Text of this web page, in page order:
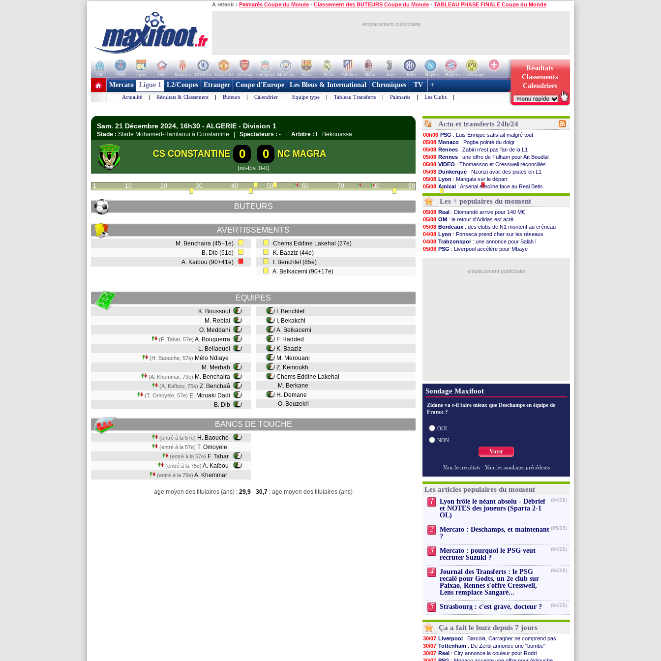
A retenir : Palmarès Coupe du Monde - Classement des BUTEURS Coupe du Monde - TABLEAU PHASE FINALE Coupe du Monde
emplacement publicitaire
OM PSG Lyon Lille Monaco Chelsea Man Utd Arsenal Liverpool ManCity Barca Real Atletico Milan Juve Inter Naples Bayern
Dortmund
+ de clubs
Résultats
Classements
Calendriers
Mercato Ligue 1 L2/Coupes Etranger Coupe d'Europe Les Bleus & International Chroniques TV +
Actualité | Résultats & Classement | Buteurs | Calendrier | Equipe type | Tableau Transferts | Palmarès | Les Clubs |
Sam. 21 Décembre 2024, 16h30 - ALGERIE - Division 1
Stade : Stade Mohamed-Hamlaoui à Constantine | Spectateurs : - | Arbitre : L. Bekouassa
CS CONSTANTINE 0 0 NC MAGRA
(mi-tps: 0-0)
1 10 20 30 40 50 60 70 80 90
BUTEURS
AVERTISSEMENTS
M. Benchaira (45+1e)
B. Dib (51e)
A. Kaïbou (90+41e)
Chems Eddine Lakehal (27e)
K. Baaziz (44e)
I. Benchlef (85e)
A. Belkacemi (90+17e)
EQUIPES
K. Boussouf
M. Rebiai
O. Meddahi
(F. Tahar, 57e) A. Bouguerra
L. Bellaouel
(H. Baouche, 57e) Mélo Ndiaye
M. Merbah
(A. Khemmar, 79e) M. Benchaira
(A. Kaïbou, 75e) Z. Benchaâ
(T. Omoyele, 57e) E. Mouaki Dadi
B. Dib
I. Benchlef
I. Bekakchi
A. Belkacemi
F. Hadded
K. Baaziz
M. Merouani
Z. Kemoukh
Chems Eddine Lakehal
M. Berkane
H. Demane
O. Bouzekri
BANCS DE TOUCHE
(entré à la 57e) H. Baouche
(entré à la 57e) T. Omoyele
(entré à la 57e) F. Tahar
(entré à la 75e) A. Kaïbou
(entré à la 79e) A. Khemmar
age moyen des titulaires (ans) : 29,9 30,7 : age moyen des titulaires (ans)
Actu et transferts 24h/24
00h06 PSG : Luis Enrique satisfait malgré tout
05/08 Monaco : Pogba pointé du doigt
05/08 Rennes : Zabiri n'est pas fan de la L1
05/08 Rennes : une offre de Fulham pour Aït Boudlal
05/08 VIDEO : Thomasson et Cresswell réconciliés
05/08 Dunkerque : Nzonzi avait des pistes en L1
05/08 Lyon : Mangala sur le départ
05/08 Amical : Arsenal s'incline face au Real Betis
05/08 Amical: lourde défaite pour le PSG
05/08
Man City: Maresca flou pour Reijnders
05/08 LdC: Fenerbahçe prend une belle option
05/08 Al-Diriyah: Mbemba arrive libre (officiel)
05/08 Atletico: le plan d'Alvarez à son retour
05/08 Amical: premier succès pour Brest
05/08 VIDEO: le joli but de Greenwood avec le Fener !
05/08 CdM 2030: une promesse d'Infantino au Maroc ...
05/08 PSG : la compo pour le premier match amical
: l'OM domine Al-Shahaniya
Les + populaires du moment
05/08 Real : Diomandé arrive pour 140 M€ !
05/08 OM : le retour d'Adidas est acté
05/08 Bordeaux : des clubs de N1 montent au créneau
04/08 Lyon : Fonseca prend cher sur les réseaux
04/08 Trabzonspor : une annonce pour Salah !
05/08 PSG : Liverpool accélère pour Mbaye
emplacement publicitaire
Sondage Maxifoot
Zidane va t-il faire mieux que Deschamps en équipe de
France ?
OUI
NON
Voter
Voir les resultats - Voir les sondages précédents
Les articles populaires du moment
1
Lyon frôle le néant absolu - Débrief
et NOTES des joueurs (Sparta 2-1
OL)
(04/08)
2
Mercato : Deschamps, et maintenant
?
(05/08)
3
Mercato : pourquoi le PSG veut
recruter Suzuki ?
(04/08)
4
Journal des Transferts : le PSG
recalé pour Godts, un 2e club sur
Paixao, Rennes s'offre Cresswell,
Lens remplace Sangaré...
(04/08)
5 Strasbourg : c'est grave, docteur ? (04/08)
Ça a fait le buzz depuis 7 jours
30/07 Liverpool : Barcola, Carragher ne comprend pas
30/07 Tottenham : De Zerbi annonce une "bombe"
30/07 Real : City annonce la couleur pour Rodri